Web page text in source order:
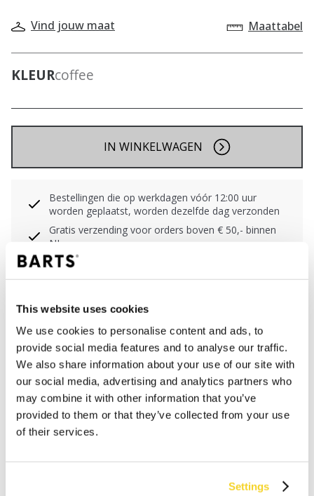
This website uses cookies
We use cookies to personalise content and ads, to
provide social media features and to analyse our traffic.
We also share information about your use of our site with
our social media, advertising and analytics partners who
may combine it with other information that you’ve
provided to them or that they’ve collected from your use
of their services.
Settings
Vind jouw maat Maattabel
KLEURcoffee
IN WINKELWAGEN
Bestellingen die op werkdagen vóór 12:00 uur
worden geplaatst, worden dezelfde dag verzonden
Gratis verzending voor orders boven € 50,- binnen
NL
Binnen 30 dagen retourneren
BESCHRIJVING
Triangel bikinitop in een stippen dessin
80% gerecycled polyamide/nylon
Zachte niet-uitneembare vulling
Verstelbare nekbandjes en kraaltjes aan uiteinden
van de koordjes